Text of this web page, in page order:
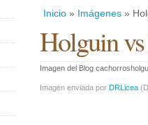
Inicio » Imágenes »
Holguin
Imagen del Blog
Imagen enviada por DRLicea (